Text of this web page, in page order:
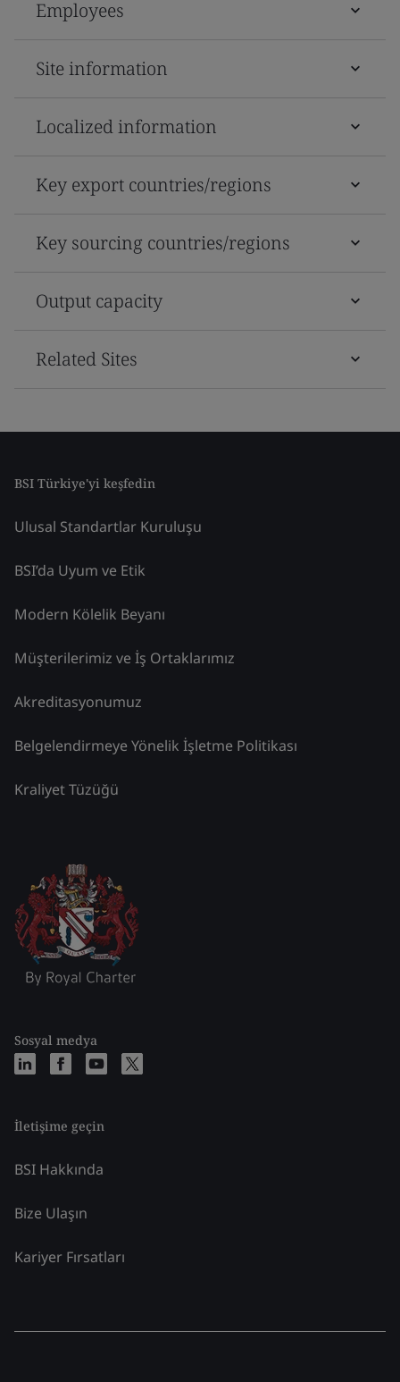
Employees
Site information
Localized information
Key export countries/regions
Key sourcing countries/regions
Output capacity
Related Sites
BSI Türkiye'yi keşfedin
Ulusal Standartlar Kuruluşu
BSI’da Uyum ve Etik
Modern Kölelik Beyanı
Müşterilerimiz ve İş Ortaklarımız
Akreditasyonumuz
Belgelendirmeye Yönelik İşletme Politikası
Kraliyet Tüzüğü
Sosyal medya
İletişime geçin
BSI Hakkında
Bize Ulaşın
Kariyer Fırsatları